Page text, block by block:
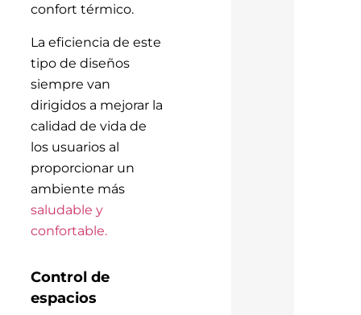
confort térmico.
La eficiencia de este
tipo de diseños
siempre van
dirigidos a mejorar la
calidad de vida de
los usuarios al
proporcionar un
ambiente más
saludable y
confortable.
Control de
espacios